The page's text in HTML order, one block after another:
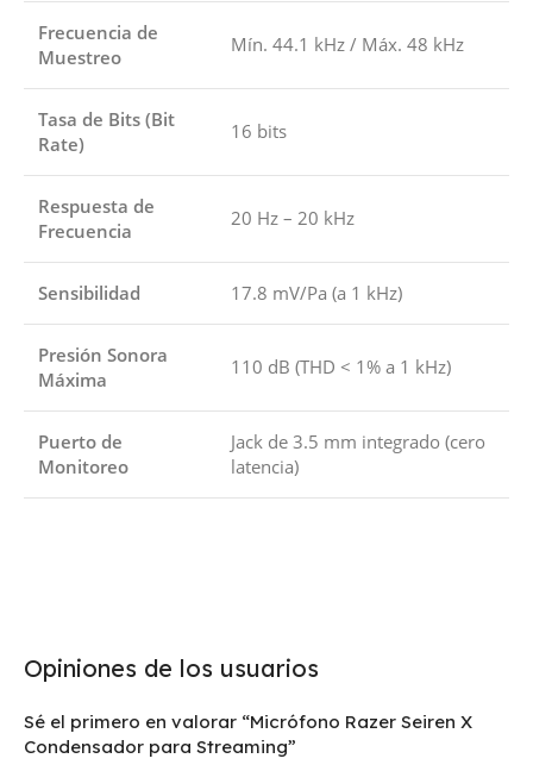
Frecuencia de
Muestreo
Mín. 44.1 kHz / Máx. 48 kHz
Tasa de Bits (Bit
Rate)
16 bits
Respuesta de
Frecuencia
20 Hz – 20 kHz
Sensibilidad 17.8 mV/Pa (a 1 kHz)
Presión Sonora
Máxima
110 dB (THD < 1% a 1 kHz)
Puerto de
Monitoreo
Jack de 3.5 mm integrado (cero
latencia)
Opiniones de los usuarios
Sé el primero en valorar “Micrófono Razer Seiren X
Condensador para Streaming”